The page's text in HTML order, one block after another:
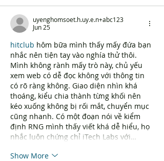
uyenghomsoet.h.uy.e.n+abc123
Jun 25
hitclub hôm bữa mình thấy mấy đứa bạn
nhắc nên tiện tay vào nghía thử thôi.
Mình không rành mấy trò này, chủ yếu
xem web có dễ đọc không với thông tin
có rõ ràng không. Giao diện nhìn khá
thoáng, kiểu chia thành từng khối nên
kéo xuống không bị rối mắt, chuyển mục
cũng nhanh. Có một đoạn nói về kiểm
định RNG mình thấy viết khá dễ hiểu, họ
nhắc luôn chứng chỉ iTech Labs với…
Show More